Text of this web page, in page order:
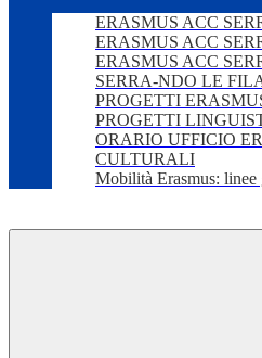
ERASMUS ACC
ERASMUS ACC
ERASMUS ACC
SERRA-NDO LE
PROGETTI
PROGETTI
ORARIO UFFICIO
CULTURALI
Mobilità Erasmus: linee